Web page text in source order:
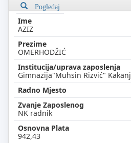
Pogledaj
AZIZ
OMERHODŽIĆ
Gimnazija"Muhsin Rizvić" Kakanj
NK radnik
942,43